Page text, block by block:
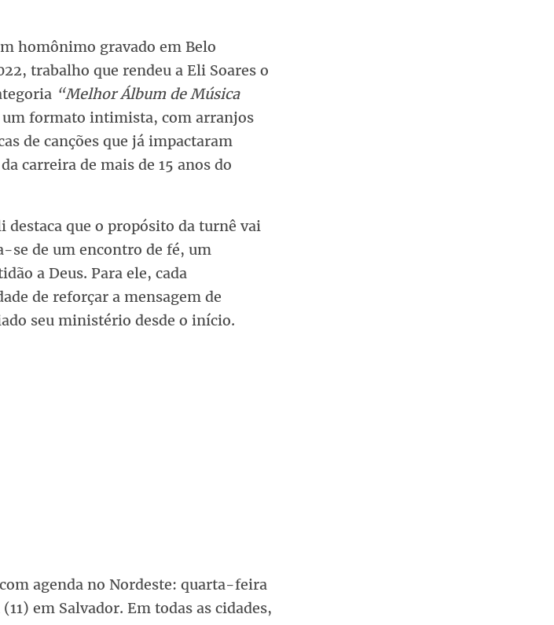
homônimo gravado em Belo
trabalho que rendeu a Eli Soares o
“Melhor Álbum de Música
um formato intimista, com arranjos
de canções que já impactaram
carreira de mais de 15 anos do
destaca que o propósito da turnê vai
de um encontro de fé, um
a Deus. Para ele, cada
de reforçar a mensagem de
seu ministério desde o início.
agenda no Nordeste: quarta-feira
em Salvador. Em todas as cidades,